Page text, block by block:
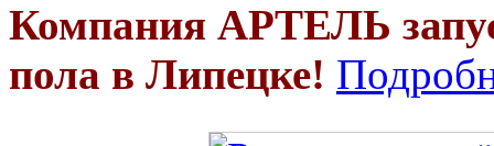
Компания АРТЕЛЬ
пола в Липецке!